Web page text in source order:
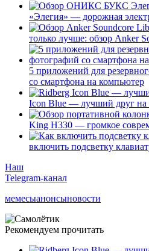
«Элегия» — дорожная
только лучше: обзор Anker
5 приложений для
со смартфона на компьютер
Icon Blue — лучший друг на
King H330 — громкое
включить подсветку
Наш
Telegram-канал
мемесыанонсыновости
Рекомендуем прочитать